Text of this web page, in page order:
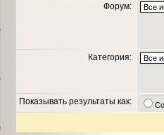
Форум:
Категория:
Показывать результаты как: